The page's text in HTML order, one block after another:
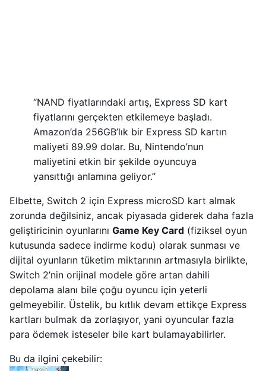
“NAND fiyatlarındaki artış, Express SD kart
fiyatlarını gerçekten etkilemeye başladı.
Amazon’da 256GB’lık bir Express SD kartın
maliyeti 89.99 dolar. Bu, Nintendo’nun
maliyetini etkin bir şekilde oyuncuya
yansıttığı anlamına geliyor.”
Elbette, Switch 2 için Express microSD kart almak
zorunda değilsiniz, ancak piyasada giderek daha fazla
geliştiricinin oyunlarını Game Key Card (fiziksel oyun
kutusunda sadece indirme kodu) olarak sunması ve
dijital oyunların tüketim miktarının artmasıyla birlikte,
Switch 2’nin orijinal modele göre artan dahili
depolama alanı bile çoğu oyuncu için yeterli
gelmeyebilir. Üstelik, bu kıtlık devam ettikçe Express
kartları bulmak da zorlaşıyor, yani oyuncular fazla
para ödemek isteseler bile kart bulamayabilirler.
Bu da ilgini çekebilir: